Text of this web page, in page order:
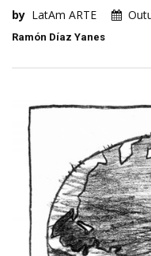
by LatAm ARTE
Ramón Díaz Yanes